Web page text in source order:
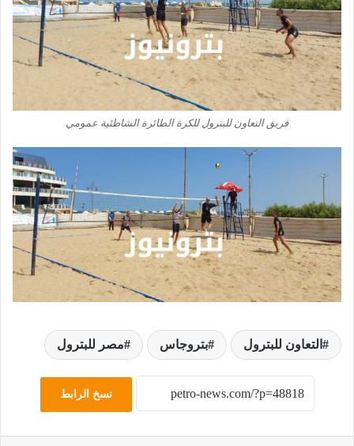
فريق التعاون للبترول للكرة الطائرة الشاطئية عمومي
التعاون للبترول بتروجاس مصر للبترول
نسخ الرابط